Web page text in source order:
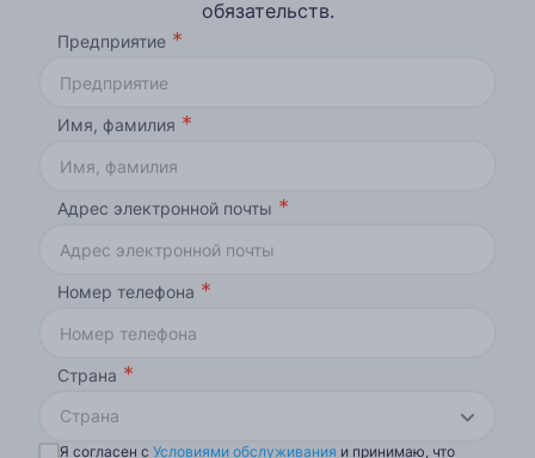
обязательств.
Предприятие
Имя, фамилия
Адрес электронной почты
Номер телефона
Страна
Страна
Я согласен с Условиями обслуживания и принимаю, что